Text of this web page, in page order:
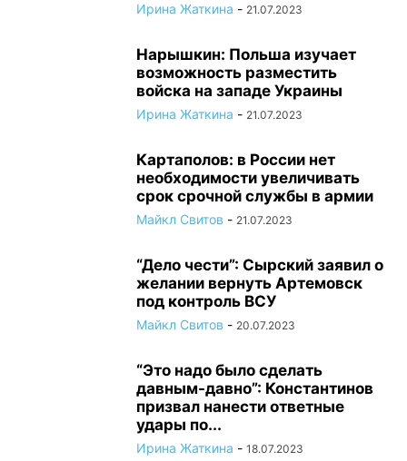
Ирина Жаткина - 21.07.2023
Нарышкин: Польша изучает
возможность разместить
войска на западе Украины
Ирина Жаткина - 21.07.2023
Картаполов: в России нет
необходимости увеличивать
срок срочной службы в армии
Майкл Свитов - 21.07.2023
“Дело чести”: Сырский заявил о
желании вернуть Артемовск
под контроль ВСУ
Майкл Свитов - 20.07.2023
“Это надо было сделать
давным-давно”: Константинов
призвал нанести ответные
удары по...
Ирина Жаткина - 18.07.2023